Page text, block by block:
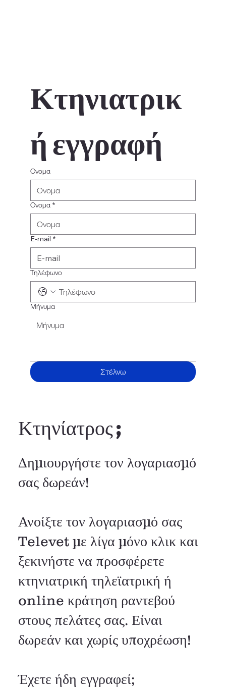
Κτηνιατρικ
ή εγγραφή
Ονομα
Ονομα *
E-mail *
Τηλέφωνο
Μήνυμα
Στέλνω
Κτηνίατρος ;
Δημιουργήστε τον λογαριασμό
σας δωρεάν!
Ανοίξτε τον λογαριασμό σας
Televet με λίγα μόνο κλικ και
ξεκινήστε να προσφέρετε
κτηνιατρική τηλεϊατρική ή
online κράτηση ραντεβού
στους πελάτες σας. Είναι
δωρεάν και χωρίς υποχρέωση!
Έχετε ήδη εγγραφεί;